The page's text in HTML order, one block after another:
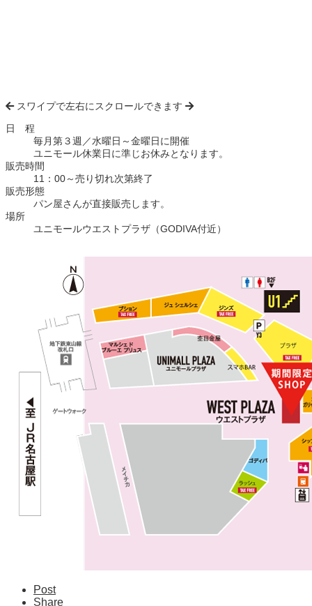
スワイプで左右にスクロールできます
日 程
毎月第３週／水曜日～金曜日に開催
ユニモール休業日に準じお休みとなります。
販売時間
11：00～売り切れ次第終了
販売形態
パン屋さんが直接販売します。
場所
ユニモールウエストプラザ（GODIVA付近）
Post
Share